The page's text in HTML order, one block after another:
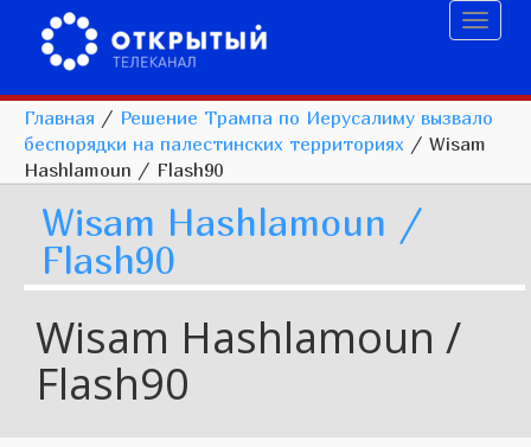
Главная / Решение Трампа по Иерусалиму вызвало
беспорядки на палестинских территориях / Wisam
Hashlamoun / Flash90
Wisam Hashlamoun /
Flash90
Wisam Hashlamoun /
Flash90